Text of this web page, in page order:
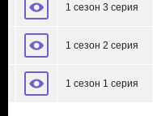
1 сезон 3 серия
1 сезон 2 серия
1 сезон 1 серия